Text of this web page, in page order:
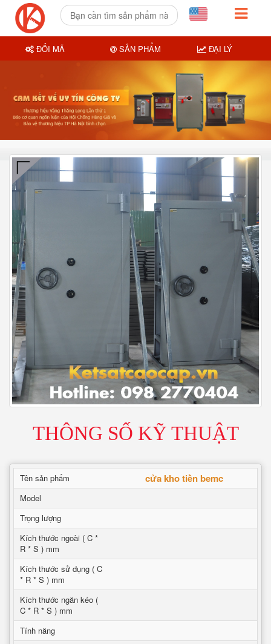
THÔNG SỐ KỸ THUẬT
Tên sản phẩm cửa kho tiền bemc
Model
Trọng lượng
Kích thước ngoài ( C *
R * S ) mm
Kích thước sử dụng ( C
* R * S ) mm
Kích thước ngăn kéo (
C * R * S ) mm
Tính năng
ĐỔI MÃ SẢN PHẨM ĐẠI LÝ